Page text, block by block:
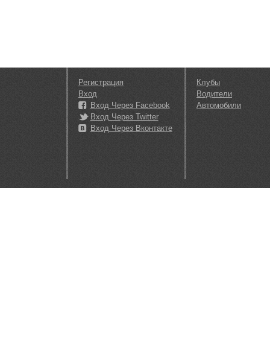
Регистрация
Вход
Вход Через Facebook
Вход Через Twitter
Вход Через Вконтакте
Клубы
Водители
Автомобили